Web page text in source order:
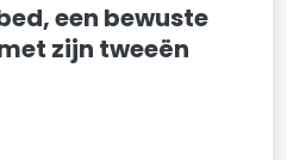
een bewuste
zijn tweeën